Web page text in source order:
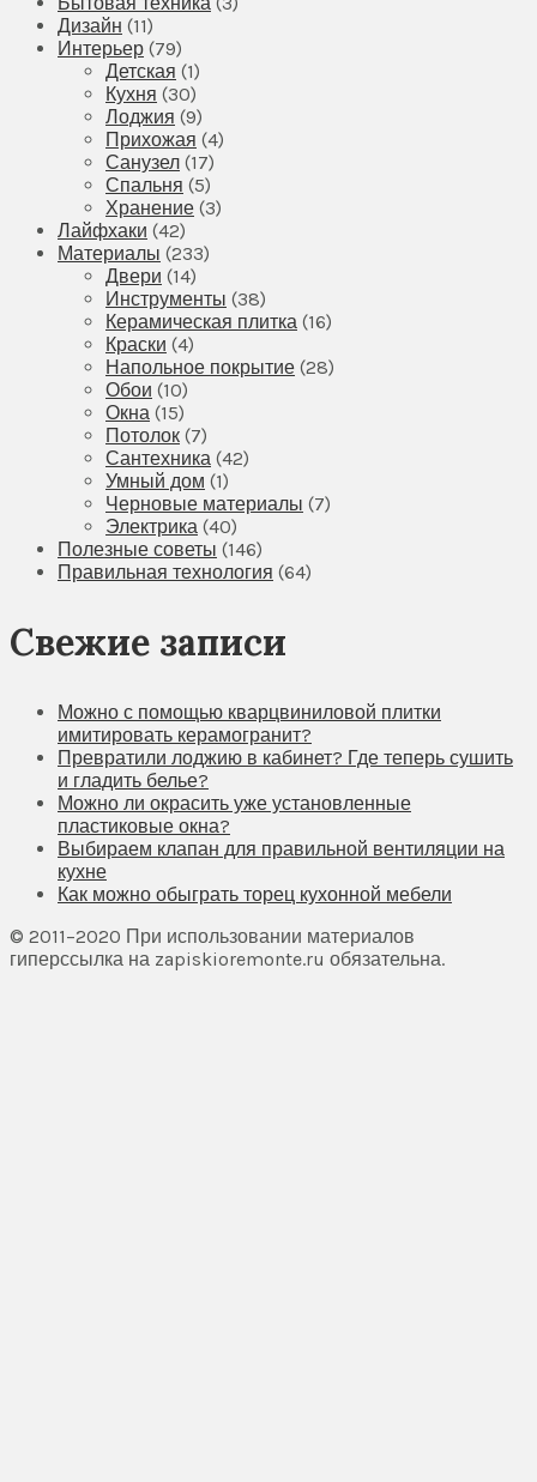
Дизайн (11)
Интерьер (79)
Детская (1)
Кухня (30)
Лоджия (9)
Прихожая (4)
Санузел (17)
Спальня (5)
Хранение (3)
Лайфхаки (42)
Материалы (233)
Двери (14)
Инструменты (38)
Керамическая плитка (16)
Краски (4)
Напольное покрытие (28)
Обои (10)
Окна (15)
Потолок (7)
Сантехника (42)
Умный дом (1)
Черновые материалы (7)
Электрика (40)
Полезные советы (146)
Правильная технология (64)
Свежие записи
Можно с помощью кварцвиниловой плитки
имитировать керамогранит?
Превратили лоджию в кабинет? Где теперь сушить
и гладить белье?
Можно ли окрасить уже установленные
пластиковые окна?
Выбираем клапан для правильной вентиляции на
кухне
Как можно обыграть торец кухонной мебели
© 2011–2020 При использовании материалов
гиперссылка на zapiskioremonte.ru обязательна.